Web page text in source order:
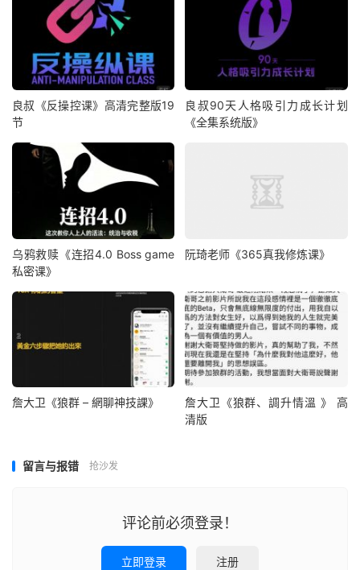
良叔《反操控课》高清完整版19
节
良叔90天人格吸引力成长计划
《全集系统版》
乌鸦救赎《连招4.0 Boss game
私密课》
阮琦老师《365真我修炼课》
詹大卫《狼群 – 網聊神技課》
詹大卫《狼群、調升情‬溫 》 高
清版
留言与报错 抢沙发
评论前必须登录！
立即登录 注册